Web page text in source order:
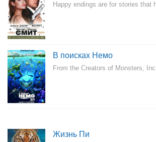
Happy endings are for stories that
В поисках Немо
From the Creators of Monsters, Inc
Жизнь Пи